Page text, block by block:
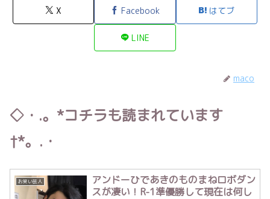
X Facebook はてブ
LINE
maco
◇・.。*コチラも読まれています
†*。.・
お笑い芸人
アンドーひであきのものまねロボダン
スが凄い！R-1準優勝して現在は何し